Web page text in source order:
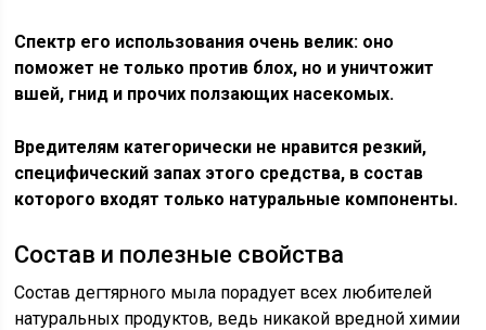
Спектр его использования очень велик: оно
поможет не только против блох, но и уничтожит
вшей, гнид и прочих ползающих насекомых.
Вредителям категорически не нравится резкий,
специфический запах этого средства, в состав
которого входят только натуральные компоненты.
Состав и полезные свойства
Состав дегтярного мыла порадует всех любителей
натуральных продуктов, ведь никакой вредной химии